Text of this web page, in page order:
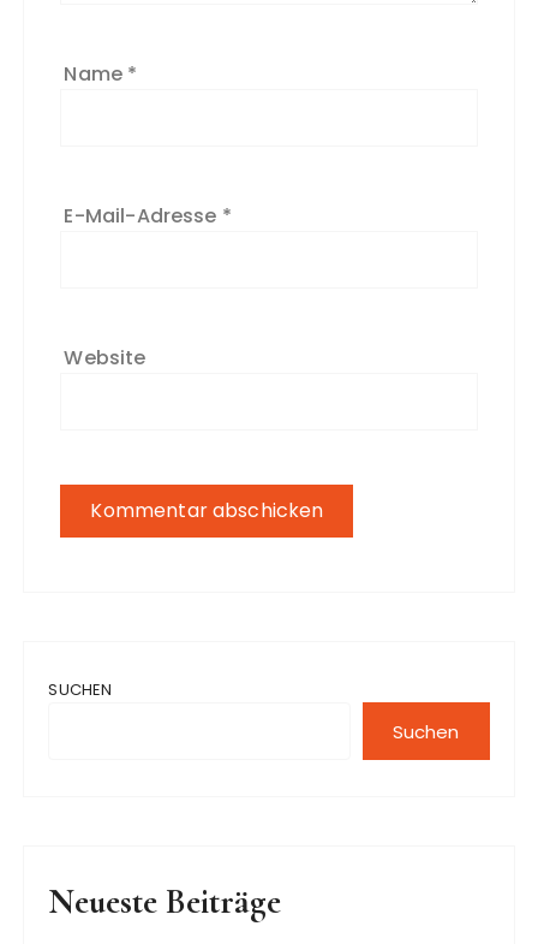
Name *
E-Mail-Adresse *
Website
SUCHEN
Suchen
Neueste Beiträge